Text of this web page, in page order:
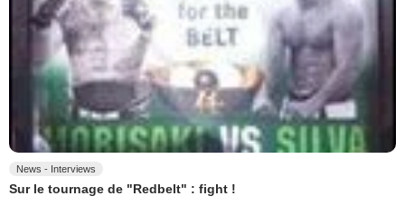
News - Interviews
Sur le tournage de "Redbelt" : fight !